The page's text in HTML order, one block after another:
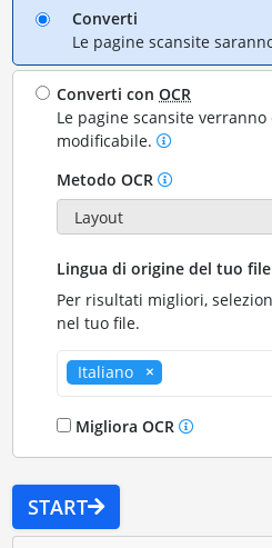
Converti
Le pagine scansite
Converti conOCR
Le pagine scansite
modificabile.
Metodo OCR
Lingua di origine del tuo file
Per risultati migliori,
nel tuo file.
Italiano
Migliora OCR
START